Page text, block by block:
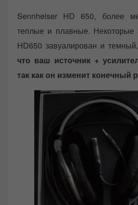
Sennheiser HD 650, более
теплые и плавные. Некоторые
HD650 завуалирован и темный,
что ваш источник +
так как он изменит конечный